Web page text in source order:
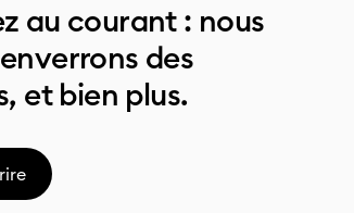
au courant : nous
des
et bien plus.